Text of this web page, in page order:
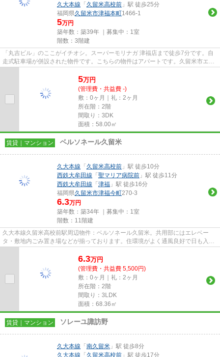
久大本線 「久留米高校前 」駅 徒歩25分
福岡県久留米市津福本町1466-1
5万円
築年数：築39年 ｜募集中： 1室
階数：3階建
「丸吉ビル」のここがイチオシ。スーパーモリナガ 津福店まで徒歩7分です。自
走式駐車場が併設された物件です。こちらの物件はアパートです。久留米市エリ
アにある賃貸情報のことなら...
5万円
(管理費・共益費 -)
敷：0ヶ月｜礼：2ヶ月
所在階：2階
間取り：3DK
面積：58.00㎡
賃貸｜マンション ベルソネール久留米
久大本線 「久留米高校前 」駅 徒歩10分
西鉄大牟田線 「聖マリア病院前 」駅 徒歩11分
西鉄大牟田線 「津福 」駅 徒歩16分
福岡県久留米市津福今町270-3
6.3万円
築年数：築34年 ｜募集中： 1室
階数：11階建
久大本線久留米高校前駅周辺物件：ベルソネール久留米。共用部にはエレベー
タ・敷地内ごみ置き場などが揃っております。住環境がよく通風良好で日も入る
マンションをご提供します。幅...
6.3万円
(管理費・共益費 5,500円)
敷：0ヶ月｜礼：2ヶ月
所在階：2階
間取り：3LDK
面積：68.36㎡
賃貸｜マンション ソレーユ諏訪野
久大本線 「南久留米 」駅 徒歩8分
久大本線 「久留米高校前 」駅 徒歩17分